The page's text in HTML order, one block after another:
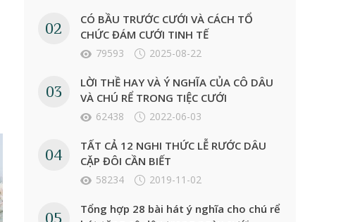
CÓ BẦU TRƯỚC CƯỚI VÀ CÁCH TỔ
CHỨC ĐÁM CƯỚI TINH TẾ
79593 2025-08-22
LỜI THỀ HAY VÀ Ý NGHĨA CỦA CÔ DÂU
VÀ CHÚ RỂ TRONG TIỆC CƯỚI
62438 2022-06-03
TẤT CẢ 12 NGHI THỨC LỄ RƯỚC DÂU
CẶP ĐÔI CẦN BIẾT
58234 2019-11-02
Tổng hợp 28 bài hát ý nghĩa cho chú rể